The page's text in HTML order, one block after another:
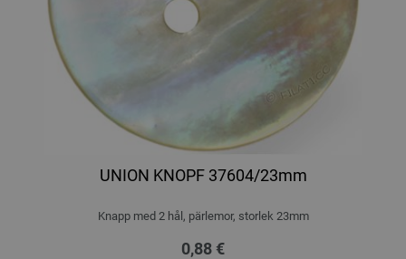
UNION KNOPF 37604/23mm
Knapp med 2 hål, pärlemor, storlek 23mm
0,88 €